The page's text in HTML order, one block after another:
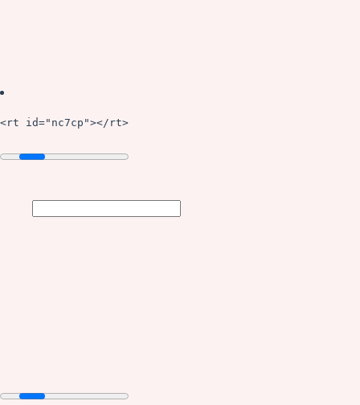
<rt id="nc7cp"></rt>